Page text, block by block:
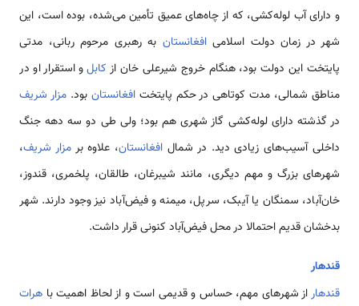
و دارای آب لوله‌کشی، که از چاه‌های عمیق تأمین می‌شده، بوده است، این
شهر در زمان دولت اسلامیافغانستان به رهبری مرحوم ربانی، مدتی
پایتخت این دولت بود، هنگام خروج شیرعلی خان از کابلو استقرار او در
مناطق شمالی، مدت کوتاهی در حکم پایتختافغانستان بود.مزار شریف
در گذشته دارای لوله‌کشی گاز شهری هم بود؛ ولی طی دو سه دهه جنگ
داخلی آسیب‌های زیادی دید. در شمال افغانستان، علاوه برمزار شریف،
شهرهای بزرگ و مهم دیگری، مانند شیبرغان، طالقان، پلخمری، قندوز،
خان‌آباد، سمنگان یا آیبک، سرپل، میمنه و فیض‌آباد نیز وجود دارند. شهر
بدخشان قدیم احتمالا در محل فیض‌آباد کنونی قرار داشت.
قندهار
قندهاراز شهرهای مهم، حساس و قدیمی است و از لحاظ اهمیت با هرات